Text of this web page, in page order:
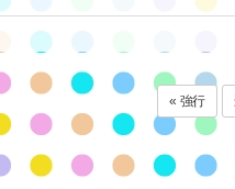
« 強行